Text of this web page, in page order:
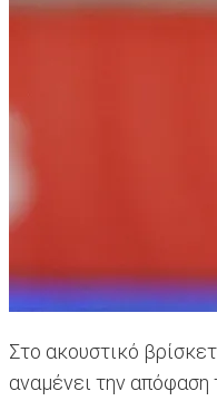
Στο ακουστικό
αναμένει την απόφαση